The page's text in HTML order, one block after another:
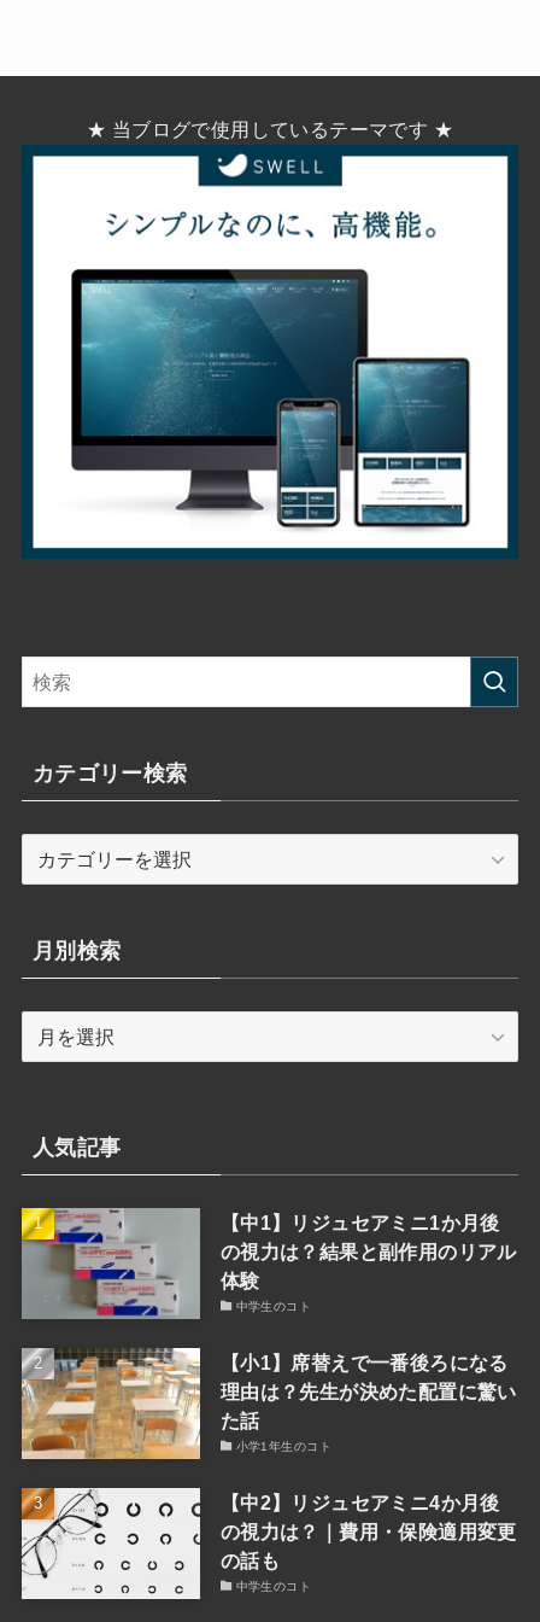
★ 当ブログで使用しているテーマです ★
カテゴリー検索
テ
リ
ー
月別検索
別
人気記事
【中1】リジュセアミニ1か月後
の視力は？結果と副作用のリアル
体験
中学生のコト
【小1】席替えで一番後ろになる
理由は？先生が決めた配置に驚い
た話
小学1年生のコト
【中2】リジュセアミニ4か月後
の視力は？｜費用・保険適用変更
の話も
中学生のコト